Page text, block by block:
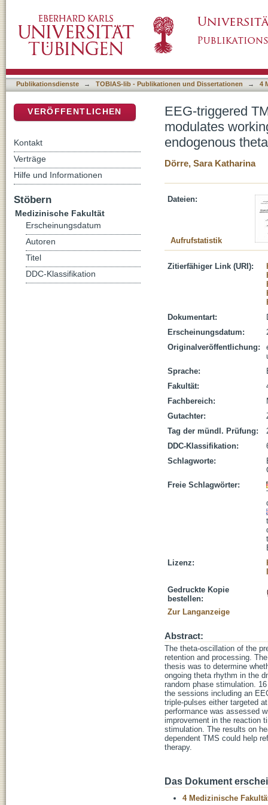
performance depending on the phase of
Publikationsdienste → TOBIAS-lib - Publikationen und Dissertationen → 4
EEG-triggered
modulates
endogenous
Dörre, Sara Katharina
Dateien:
Aufrufstatistik
Zitierfähiger Link (URI):
Dokumentart:
Erscheinungsdatum:
Originalveröffentlichung:
Sprache:
Fakultät:
Fachbereich:
Gutachter:
Tag der mündl. Prüfung:
DDC-Klassifikation:
Schlagworte:
Freie Schlagwörter:
Lizenz:
Gedruckte Kopie
bestellen:
Zur Langanzeige
Abstract:
The theta-oscillation of the
retention and processing.
thesis was to determine
ongoing theta rhythm in the
random phase stimulation.
the sessions including an
triple-pulses either targeted
performance was assessed
improvement in the reaction
stimulation. The results on
dependent TMS could help
therapy.
Das Dokument
4 Medizinische
VERÖFFENTLICHEN
Kontakt
Verträge
Hilfe und Informationen
Stöbern
Medizinische Fakultät
Erscheinungsdatum
Autoren
Titel
DDC-Klassifikation